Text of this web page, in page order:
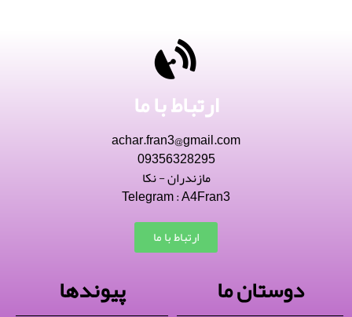
ارتباط با ما
achar.fran3@gmail.com
09356328295
مازندران - نکا
Telegram : A4Fran3
ارتباط با ما
دوستان ما پیوندها